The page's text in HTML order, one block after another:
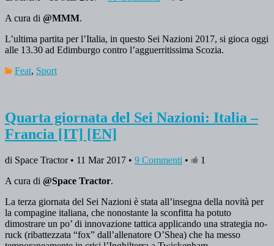
A cura di @MMM.
L’ultima partita per l’Italia, in questo Sei Nazioni 2017, si gioca oggi
alle 13.30 ad Edimburgo contro l’agguerritissima Scozia.
Feat, Sport
Quarta giornata del Sei Nazioni: Italia –
Francia [IT] [EN]
di Space Tractor • 11 Mar 2017 • 9 Commenti •
1
A cura di @Space Tractor.
La terza giornata del Sei Nazioni è stata all’insegna della novità per
la compagine italiana, che nonostante la sconfitta ha potuto
dimostrare un po’ di innovazione tattica applicando una strategia no-
ruck (ribattezzata “fox” dall’allenatore O’Shea) che ha messo